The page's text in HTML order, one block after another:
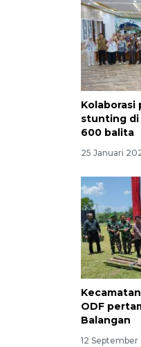
Kolaborasi
stunting di
600 balita
25 Januari
ODF
Balangan
12 September